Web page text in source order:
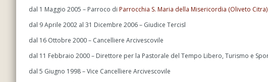
dal 1 Maggio 2005 – Parroco di Parrocchia S. Maria della Misericordia (Oliveto Citra)
dal 9 Aprile 2002 al 31 Dicembre 2006 – Giudice Tercisl
dal 16 Ottobre 2000 – Cancelliere Arcivescovile
dal 11 Febbraio 2000 – Direttore per la Pastorale del Tempo Libero, Turismo e
dal 5 Giugno 1998 – Vice Cancelliere Arcivescovile